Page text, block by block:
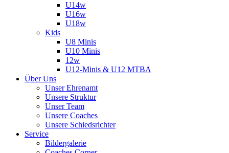
U14w
U16w
U18w
Kids
U8 Minis
U10 Minis
12w
U12-Minis & U12 MTBA
Über Uns
Unser Ehrenamt
Unsere Struktur
Unser Team
Unsere Coaches
Unsere Schiedsrichter
Service
Bildergalerie